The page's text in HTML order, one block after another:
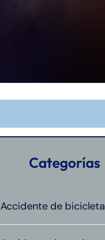
Categorías
Accidente de bicicleta